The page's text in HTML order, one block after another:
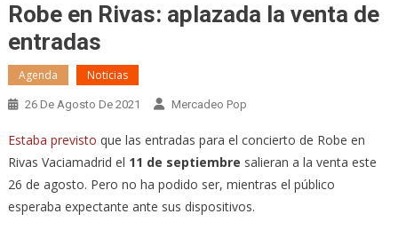
Robe en Rivas: aplazada la venta de
entradas
Agenda Noticias
26 De Agosto De 2021 Mercadeo Pop
Estaba previsto que las entradas para el concierto de Robe en
Rivas Vaciamadrid el 11 de septiembre salieran a la venta este
26 de agosto. Pero no ha podido ser, mientras el público
esperaba expectante ante sus dispositivos.